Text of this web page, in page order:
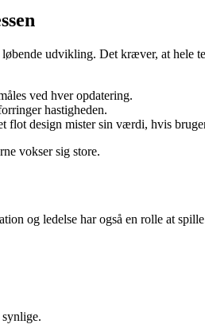
udvikling. Det kræver, at hele
ved hver opdatering.
hastigheden.
flot design mister sin værdi, hvis
vokser sig store.
og ledelse har også en rolle at